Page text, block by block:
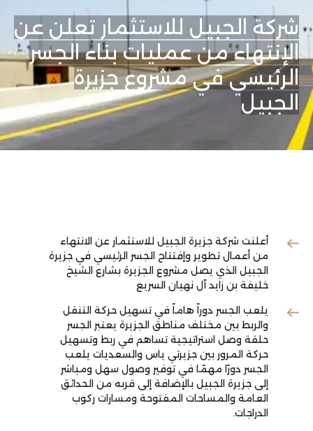
شركة الجبيل للاستثمار تعلن عن
الإنتهاء من عمليات بناء الجسر
الرئيسي في مشروع جزيرة
الجبيل
أعلنت شركة جزيرة الجبيل للاستثمار عن الانتهاء
من أعمال تطوير وإفتتاح الجسر الرئيسي في جزيرة
الجبيل الذي يصل مشروع الجزيرة بشارع الشيخ
خليفة بن زايد آل نهيان السريع
يلعب الجسر دوراً هاماً في تسهيل حركة التنقل
والربط بين مختلف مناطق الجزيرة يعتبر الجسر
حلقة وصل استراتيجية تساهم في ربط وتسهيل
حركة المرور بين جزيرتي ياس والسعديات يلعب
الجسر دورًا مهمًا في توفير وصول سهل ومباشر
إلى جزيرة الجبيل بالإضافة إلى قربه من الحدائق
العامة والمساحات المفتوحة ومسارات ركوب
الدراجات.